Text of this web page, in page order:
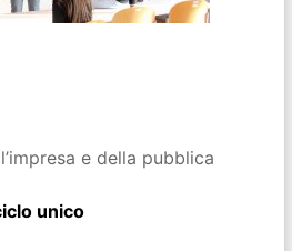
e della pubblica
unico